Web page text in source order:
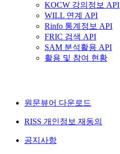
KOCW 강의정보 API
WILL 연계 API
Rinfo 통계정보 API
FRIC 검색 API
SAM 분석활용 API
활용 및 참여 현황
원문뷰어 다운로드
RISS 개인정보 재동의
공지사항